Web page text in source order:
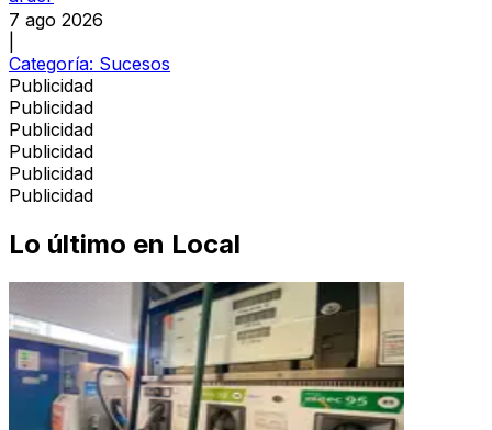
7 ago 2026
Categoría: Sucesos
Publicidad
Publicidad
Publicidad
Publicidad
Publicidad
Publicidad
Lo último en Local